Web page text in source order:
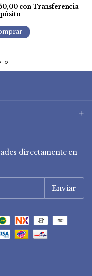
con Transferencia
directamente en